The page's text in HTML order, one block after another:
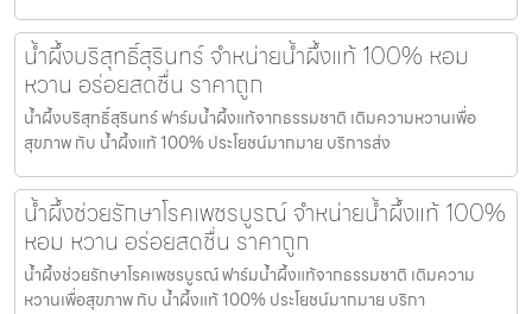
น้ำผึ้งบริสุทธิ์สุรินทร์ จำหน่ายน้ำผึ้งแท้ 100% หอม
หวาน อร่อยสดชื่น ราคาถูก
น้ำผึ้งบริสุทธิ์สุรินทร์ ฟาร์มน้ำผึ้งแท้จากธรรมชาติ เติมความหวานเพื่อ
สุขภาพ กับ น้ำผึ้งแท้ 100% ประโยชน์มากมาย บริการส่ง
น้ำผึ้งช่วยรักษาโรคเพชรบูรณ์ จำหน่ายน้ำผึ้งแท้ 100%
หอม หวาน อร่อยสดชื่น ราคาถูก
น้ำผึ้งช่วยรักษาโรคเพชรบูรณ์ ฟาร์มน้ำผึ้งแท้จากธรรมชาติ เติมความ
หวานเพื่อสุขภาพ กับ น้ำผึ้งแท้ 100% ประโยชน์มากมาย บริกา